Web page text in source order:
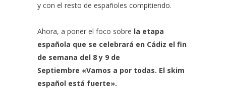
y con el resto de españoles compitiendo.
Ahora, a poner el foco sobre la etapa
española que se celebrará en Cádiz el fin
de semana del 8 y 9 de
Septiembre «Vamos a por todas. El skim
español está fuerte».